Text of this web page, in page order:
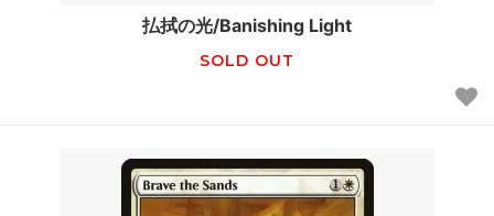
払拭の光/Banishing Light
SOLD OUT